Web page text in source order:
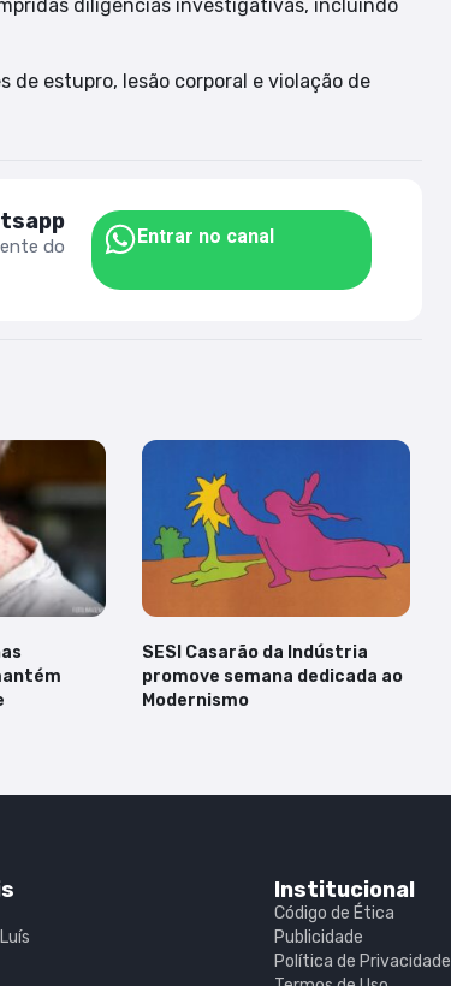
diligências investigativas, incluindo
de estupro, lesão corporal e violação de
do
Entrar no canal
SESI Casarão da Indústria
promove semana dedicada ao
Modernismo
Institucional
Código de Ética
Publicidade
Política de Privacidade